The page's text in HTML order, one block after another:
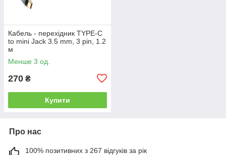
Кабель - перехідник TYPE-C
to mini Jack 3.5 mm, 3 pin, 1.2
м
Менше 3 од.
270 ₴
Купити
Про нас
100% позитивних з 267 відгуків за рік